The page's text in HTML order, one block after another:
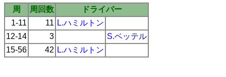
周 周回数
ドライバー
1-11
11 L.ハミルトン
12-14
3
S.ベッテル
15-56
42 L.ハミルトン